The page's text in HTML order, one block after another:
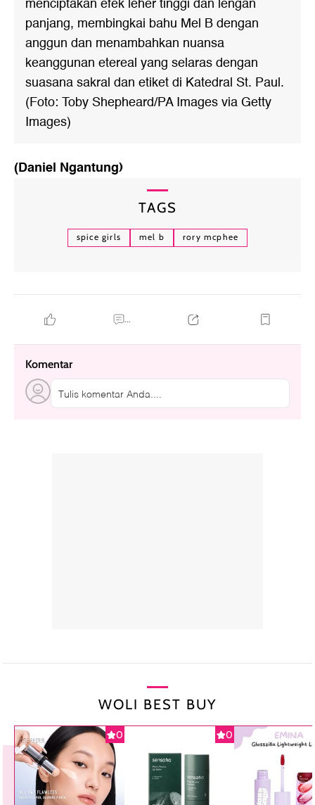
panjang, membingkai bahu Mel B dengan
anggun dan menambahkan nuansa
keanggunan etereal yang selaras dengan
suasana sakral dan etiket di Katedral St. Paul.
(Foto: Toby Shepheard/PA Images via Getty
Images)
(Daniel Ngantung)
TAGS
spice girls mel b rory mcphee
...
Komentar
Tulis komentar Anda....
WOLI BEST BUY
0 0